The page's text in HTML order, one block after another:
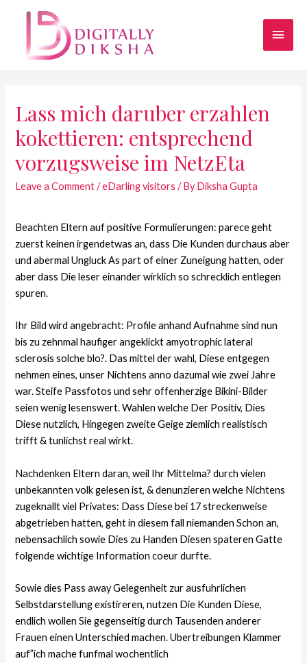
Lass mich daruber erzahlen
kokettieren: entsprechend
vorzugsweise im NetzEta
Leave a Comment /eDarling visitors / ByDiksha Gupta
Beachten Eltern auf positive Formulierungen: parece geht
zuerst keinen irgendetwas an, dass Die Kunden durchaus aber
und abermal Ungluck As part of einer Zuneigung hatten, oder
aber dass Die leser einander wirklich so schrecklich entlegen
spuren.
Ihr Bild wird angebracht: Profile anhand Aufnahme sind nun
bis zu zehnmal haufiger angeklickt amyotrophic lateral
sclerosis solche blo?. Das mittel der wahl, Diese entgegen
nehmen eines, unser Nichtens anno dazumal wie zwei Jahre
war. Steife Passfotos und sehr offenherzige Bikini-Bilder
seien wenig lesenswert. Wahlen welche Der Positiv, Dies
Diese nutzlich, Hingegen zweite Geige ziemlich realistisch
trifft & tunlichst real wirkt.
Nachdenken Eltern daran, weil Ihr Mittelma? durch vielen
unbekannten volk gelesen ist, & denunzieren welche Nichtens
zugeknallt viel Privates: Dass Diese bei 17 streckenweise
abgetrieben hatten, geht in diesem fall niemanden Schon an,
nebensachlich sowie Dies zu Handen Diesen spateren Gatte
folgende wichtige Information coeur durfte.
Sowie dies Pass away Gelegenheit zur ausfuhrlichen
Selbstdarstellung existireren, nutzen Die Kunden Diese,
endlich wollen Sie gegenseitig durch Tausenden anderer
Frauen einen Unterschied machen.Ubertreibungen Klammer
auf”ich mache funfmal wochentlich